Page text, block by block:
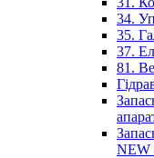
34.
35.
37.
81.
NEW